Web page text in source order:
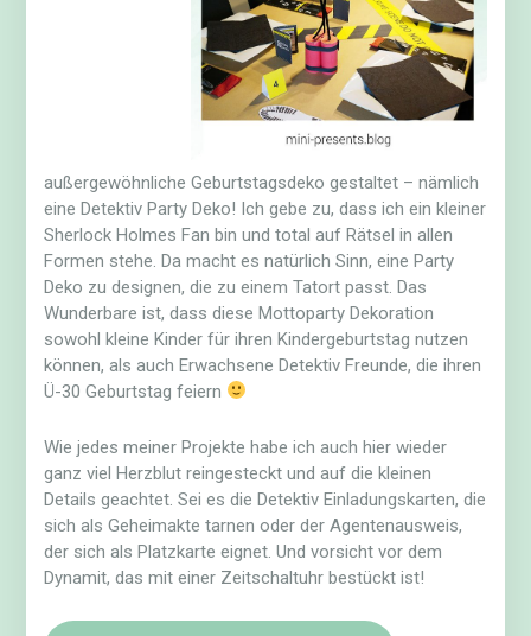
außergewöhnliche Geburtstagsdeko gestaltet – nämlich
eine Detektiv Party Deko! Ich gebe zu, dass ich ein kleiner
Sherlock Holmes Fan bin und total auf Rätsel in allen
Formen stehe. Da macht es natürlich Sinn, eine Party
Deko zu designen, die zu einem Tatort passt. Das
Wunderbare ist, dass diese Mottoparty Dekoration
sowohl kleine Kinder für ihren Kindergeburtstag nutzen
können, als auch Erwachsene Detektiv Freunde, die ihren
Ü-30 Geburtstag feiern
Wie jedes meiner Projekte habe ich auch hier wieder
ganz viel Herzblut reingesteckt und auf die kleinen
Details geachtet. Sei es die Detektiv Einladungskarten, die
sich als Geheimakte tarnen oder der Agentenausweis,
der sich als Platzkarte eignet. Und vorsicht vor dem
Dynamit, das mit einer Zeitschaltuhr bestückt ist!